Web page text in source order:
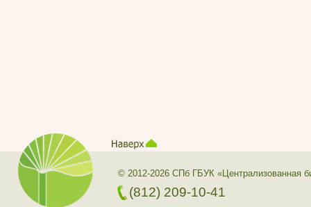
© 2012-2026 СПб ГБУК «Централизованная
(812) 209-10-41